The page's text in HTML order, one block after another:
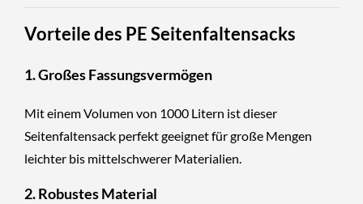
Vorteile des PE Seitenfaltensacks
1.Großes Fassungsvermögen
Mit einem Volumen von 1000 Litern ist dieser
Seitenfaltensack perfekt geeignet für große Mengen
leichter bis mittelschwerer Materialien.
2.Robustes Material